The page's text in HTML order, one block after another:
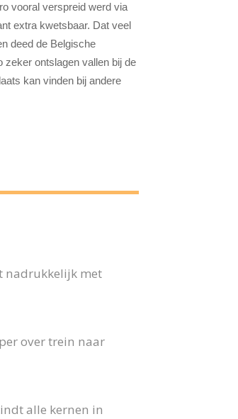
vooral verspreid werd via
extra kwetsbaar. Dat veel
deed de Belgische
zeker ontslagen vallen bij de
kan vinden bij andere
nadrukkelijk met
over trein naar
alle kernen in